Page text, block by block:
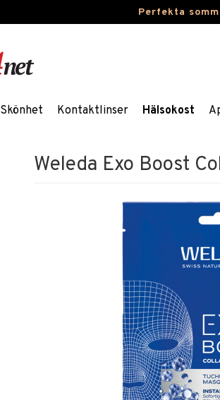
Perfekta
Skönhet Kontaktlinser Hälsokost
Weleda Exo Boost